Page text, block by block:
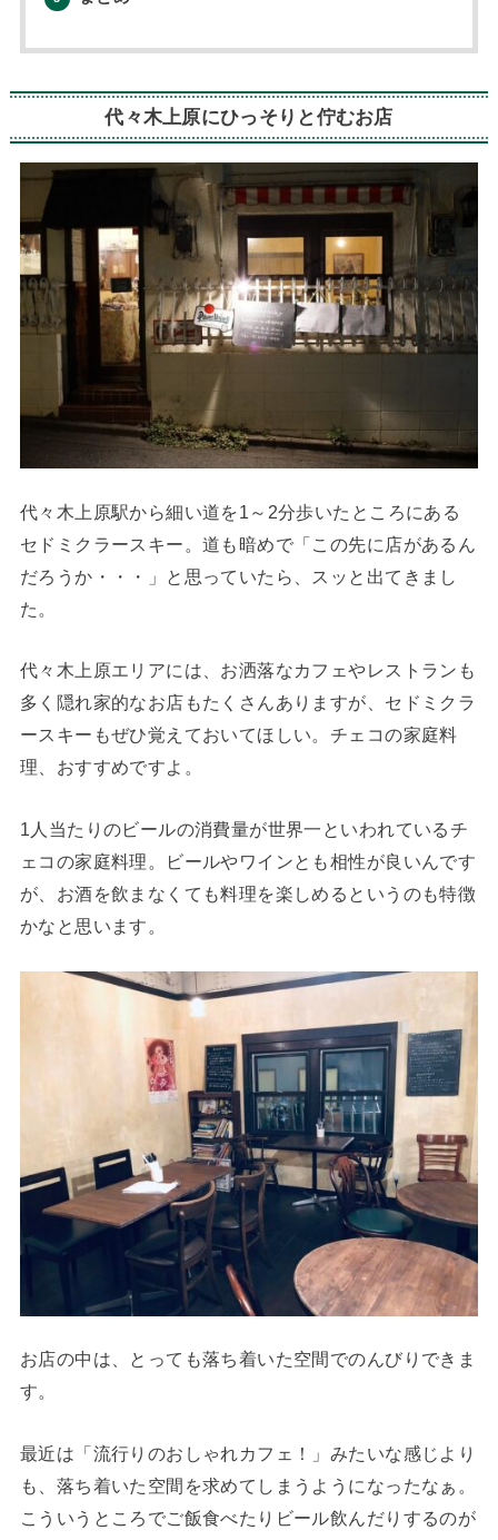
代々木上原にひっそりと佇むお店
代々木上原駅から細い道を1～2分歩いたところにある
セドミクラースキー。道も暗めで「この先に店があるん
だろうか・・・」と思っていたら、スッと出てきまし
た。
代々木上原エリアには、お洒落なカフェやレストランも
多く隠れ家的なお店もたくさんありますが、セドミクラ
ースキーもぜひ覚えておいてほしい。チェコの家庭料
理、おすすめですよ。
1人当たりのビールの消費量が世界一といわれているチ
ェコの家庭料理。ビールやワインとも相性が良いんです
が、お酒を飲まなくても料理を楽しめるというのも特徴
かなと思います。
お店の中は、とっても落ち着いた空間でのんびりできま
す。
最近は「流行りのおしゃれカフェ！」みたいな感じより
も、落ち着いた空間を求めてしまうようになったなぁ。
こういうところでご飯食べたりビール飲んだりするのが